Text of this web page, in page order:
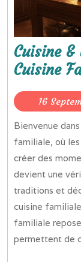
Cuisine
Cuisine
16
Bienvenue dans l’univers passionnant de la cuisine
familiale, où
créer des
devient une
traditions et
cuisine
familiale
permettent de